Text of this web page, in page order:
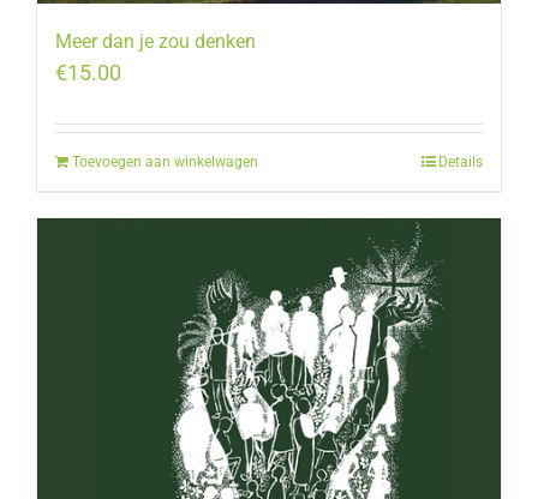
Meer dan je zou denken
€15.00
Toevoegen aan winkelwagen Details